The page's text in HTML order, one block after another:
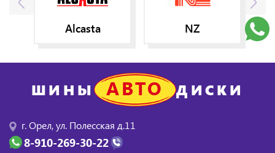
Alcasta NZ
ШИНЫ АВТО ДИСКИ
г. Орел, ул. Полесская д.11
8-910-269-30-22